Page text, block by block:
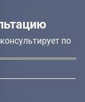
по